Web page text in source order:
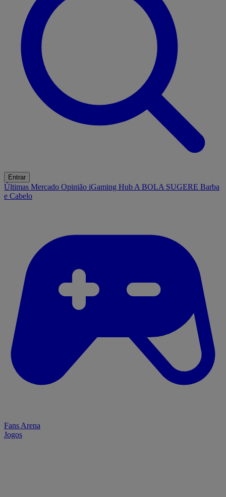
Entrar
Últimas Mercado Opinião iGaming Hub A BOLA SUGERE Barba
e Cabelo
Fans Arena
Jogos